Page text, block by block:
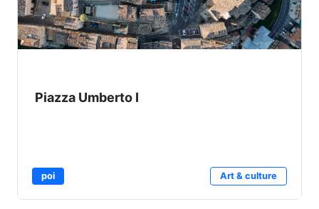
Piazza Umberto I
poi Art & culture